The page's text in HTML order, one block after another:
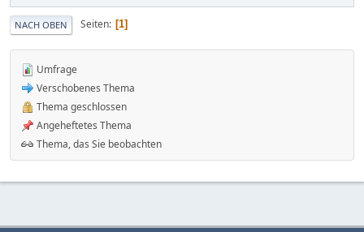
NACH OBEN Seiten 1
Umfrage
Verschobenes Thema
Thema geschlossen
Angeheftetes Thema
Thema, das Sie beobachten